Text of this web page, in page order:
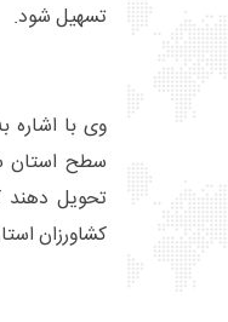
تسهیل شود.
سطح استان
تحویل دهند
کشاورزان استان به ۱۳ هزار و ۹۲۵